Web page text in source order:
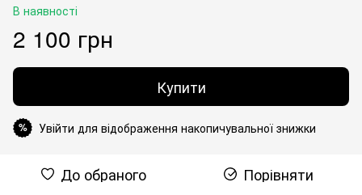
В наявності
2 100 грн
Купити
% Увійти для відображення накопичувальної знижки
До обраного Порівняти